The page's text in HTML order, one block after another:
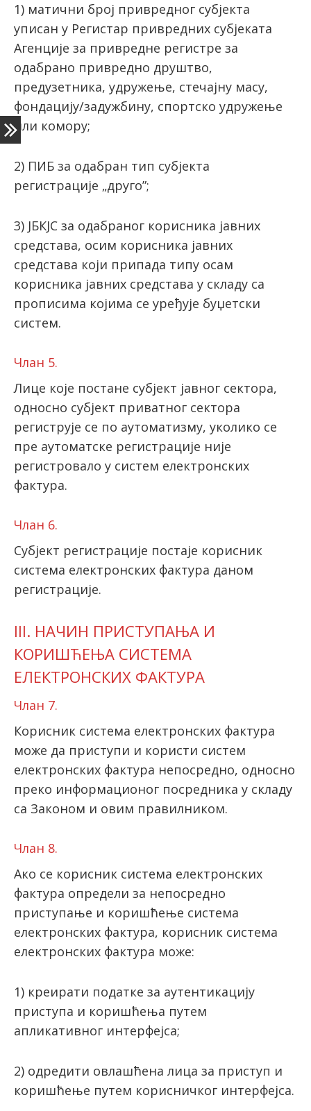
1) матични број привредног субјекта
уписан у Регистар привредних субјеката
Агенције за привредне регистре за
одабрано привредно друштво,
предузетника, удружење, стечајну масу,
фондацију/задужбину, спортско удружење
или комору;
2) ПИБ за одабран тип субјекта
регистрације „друго”;
3) ЈБКЈС за одабраног корисника јавних
средстава, осим корисника јавних
средстава који припада типу осам
корисника јавних средстава у складу са
прописима којима се уређује буџетски
систем.
Члан 5.
Лице које постане субјект јавног сектора,
односно субјект приватног сектора
региструје се по аутоматизму, уколико се
пре аутоматске регистрације није
регистровало у систем електронских
фактура.
Члан 6.
Субјект регистрације постаје корисник
система електронских фактура даном
регистрације.
III. НАЧИН ПРИСТУПАЊА И
КОРИШЋЕЊА СИСТЕМА
ЕЛЕКТРОНСКИХ ФАКТУРА
Члан 7.
Корисник система електронских фактура
може да приступи и користи систем
електронских фактура непосредно, односно
преко информационог посредника у складу
са Законом и овим правилником.
Члан 8.
Ако се корисник система електронских
фактура определи за непосредно
приступање и коришћење система
електронских фактура, корисник система
електронских фактура може:
1) креирати податке за аутентикацију
приступа и коришћења путем
апликативног интерфејса;
2) одредити овлашћена лица за приступ и
коришћење путем корисничког интерфејса.